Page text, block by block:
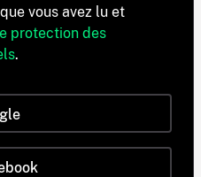
vous avez lu et
protection des
.